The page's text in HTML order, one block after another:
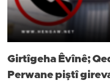
Girtîgeha Êvînê;
Perwane piştî